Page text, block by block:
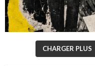
CHARGER PLUS